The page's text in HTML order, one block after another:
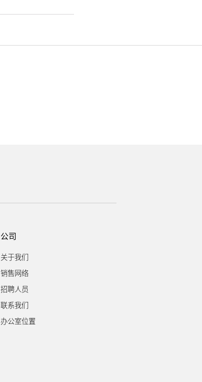
公司
关于我们
销售网络
招聘人员
联系我们
办公室位置